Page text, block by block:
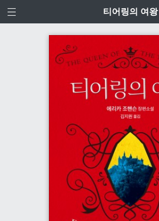
티어링의 여왕